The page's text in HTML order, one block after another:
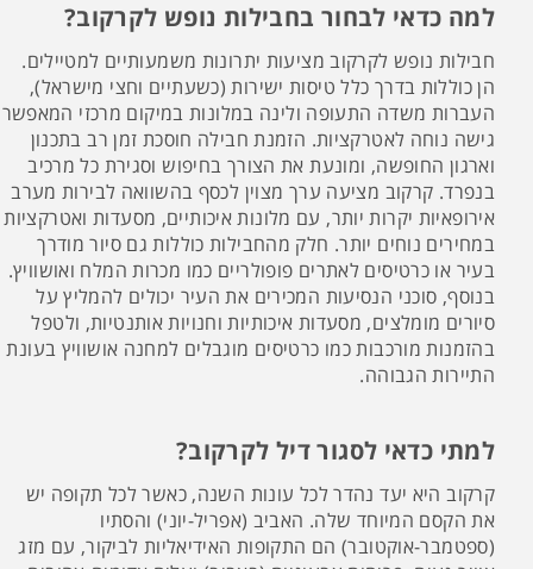
למה כדאי לבחור בחבילות נופש לקרקוב?
חבילות נופש לקרקוב מציעות יתרונות משמעותיים למטיילים.
הן כוללות בדרך כלל טיסות ישירות (כשעתיים וחצי מישראל),
העברות משדה התעופה ולינה במלונות במיקום מרכזי המאפשר
גישה נוחה לאטרקציות. הזמנת חבילה חוסכת זמן רב בתכנון
וארגון החופשה, ומונעת את הצורך בחיפוש וסגירת כל מרכיב
בנפרד. קרקוב מציעה ערך מצוין לכסף בהשוואה לבירות מערב
אירופאיות יקרות יותר, עם מלונות איכותיים, מסעדות ואטרקציות
במחירים נוחים יותר. חלק מהחבילות כוללות גם סיור מודרך
בעיר או כרטיסים לאתרים פופולריים כמו מכרות המלח ואושוויץ.
בנוסף, סוכני הנסיעות המכירים את העיר יכולים להמליץ על
סיורים מומלצים, מסעדות איכותיות וחנויות אותנטיות, ולטפל
בהזמנות מורכבות כמו כרטיסים מוגבלים למחנה אושוויץ בעונת
התיירות הגבוהה.
למתי כדאי לסגור דיל לקרקוב?
קרקוב היא יעד נהדר לכל עונות השנה, כאשר לכל תקופה יש
את הקסם המיוחד שלה. האביב (אפריל-יוני) והסתיו
(ספטמבר-אוקטובר) הם התקופות האידיאליות לביקור, עם מזג